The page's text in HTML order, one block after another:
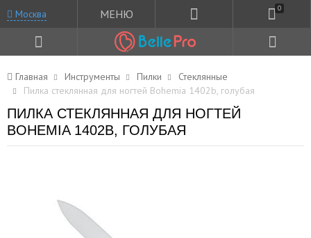
Москва МЕНЮ 0
Главная Инструменты Пилки
Стеклянные
Пилка стеклянная для ногтей Bohemia 1402b, голубая
ПИЛКА СТЕКЛЯННАЯ ДЛЯ НОГТЕЙ
BOHEMIA 1402B, ГОЛУБАЯ